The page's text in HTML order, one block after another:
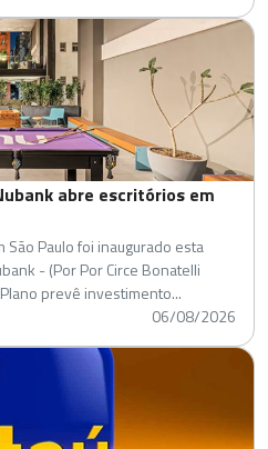
abre escritórios em
Paulo foi inaugurado esta
- (Por Por Circe Bonatelli
prevê investimento...
06/08/2026